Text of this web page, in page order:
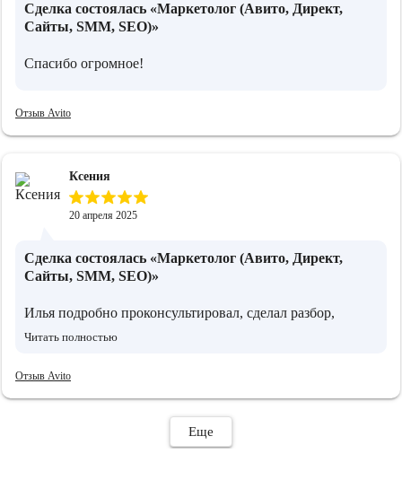
Сделка состоялась «Маркетолог (Авито, Директ,
Сайты, SMM, SEO)»
Спасибо огромное!
Отзыв Avito
Ксения
20 апреля 2025
Сделка состоялась «Маркетолог (Авито, Директ,
Сайты, SMM, SEO)»
Илья подробно проконсультировал, сделал разбор,
определил стратегию под нашу ЦА. Условия по
Читать полностью
Отзыв Avito
Еще